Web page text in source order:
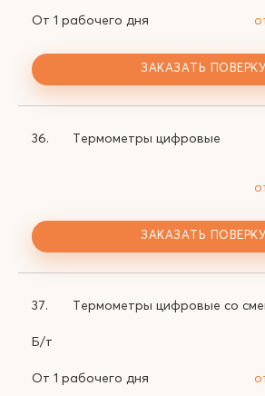
От 1 рабочего дня
ЗАКАЗАТЬ ПОВЕРКУ
36. Термометры цифровые
ЗАКАЗАТЬ ПОВЕРКУ
37. Термометры цифровые со
Б/т
От 1 рабочего дня